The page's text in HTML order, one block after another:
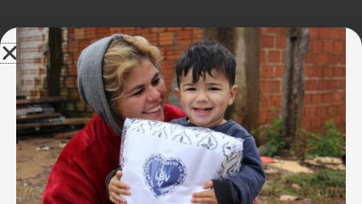
Egeziel Carlos
As crianças acompanham a explicação do diretor de
produção do jornal, Demis Bastos, sobre impressão do
Diário da Manhã.
A homenagem foi destaque na edição impressa e